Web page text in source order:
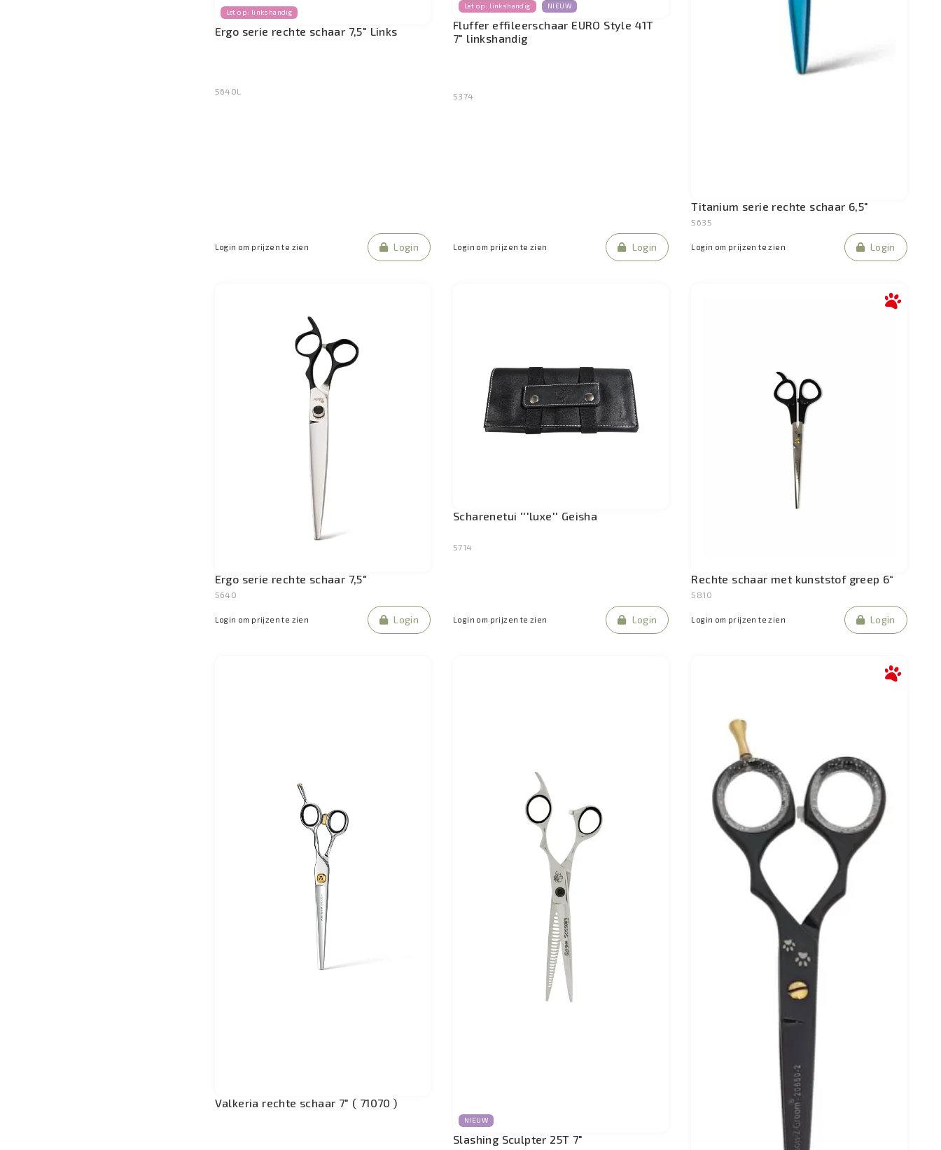
Let op: linkshandig
Ergo serie rechte schaar 7,5" Links
5640L
Login om prijzen te zien Login
Let op: linkshandig NIEUW
Fluffer effileerschaar EURO Style 41T
7" linkshandig
5374
Login om prijzen te zien Login
Titanium serie rechte schaar 6,5"
5635
Login om prijzen te zien Login
Ergo serie rechte schaar 7,5"
5640
Login om prijzen te zien Login
Scharenetui '''luxe'' Geisha
5714
Login om prijzen te zien Login
Rechte schaar met kunststof greep 6“
5810
Login om prijzen te zien Login
Valkeria rechte schaar 7" ( 71070 )
NIEUW
Slashing Sculpter 25T 7"